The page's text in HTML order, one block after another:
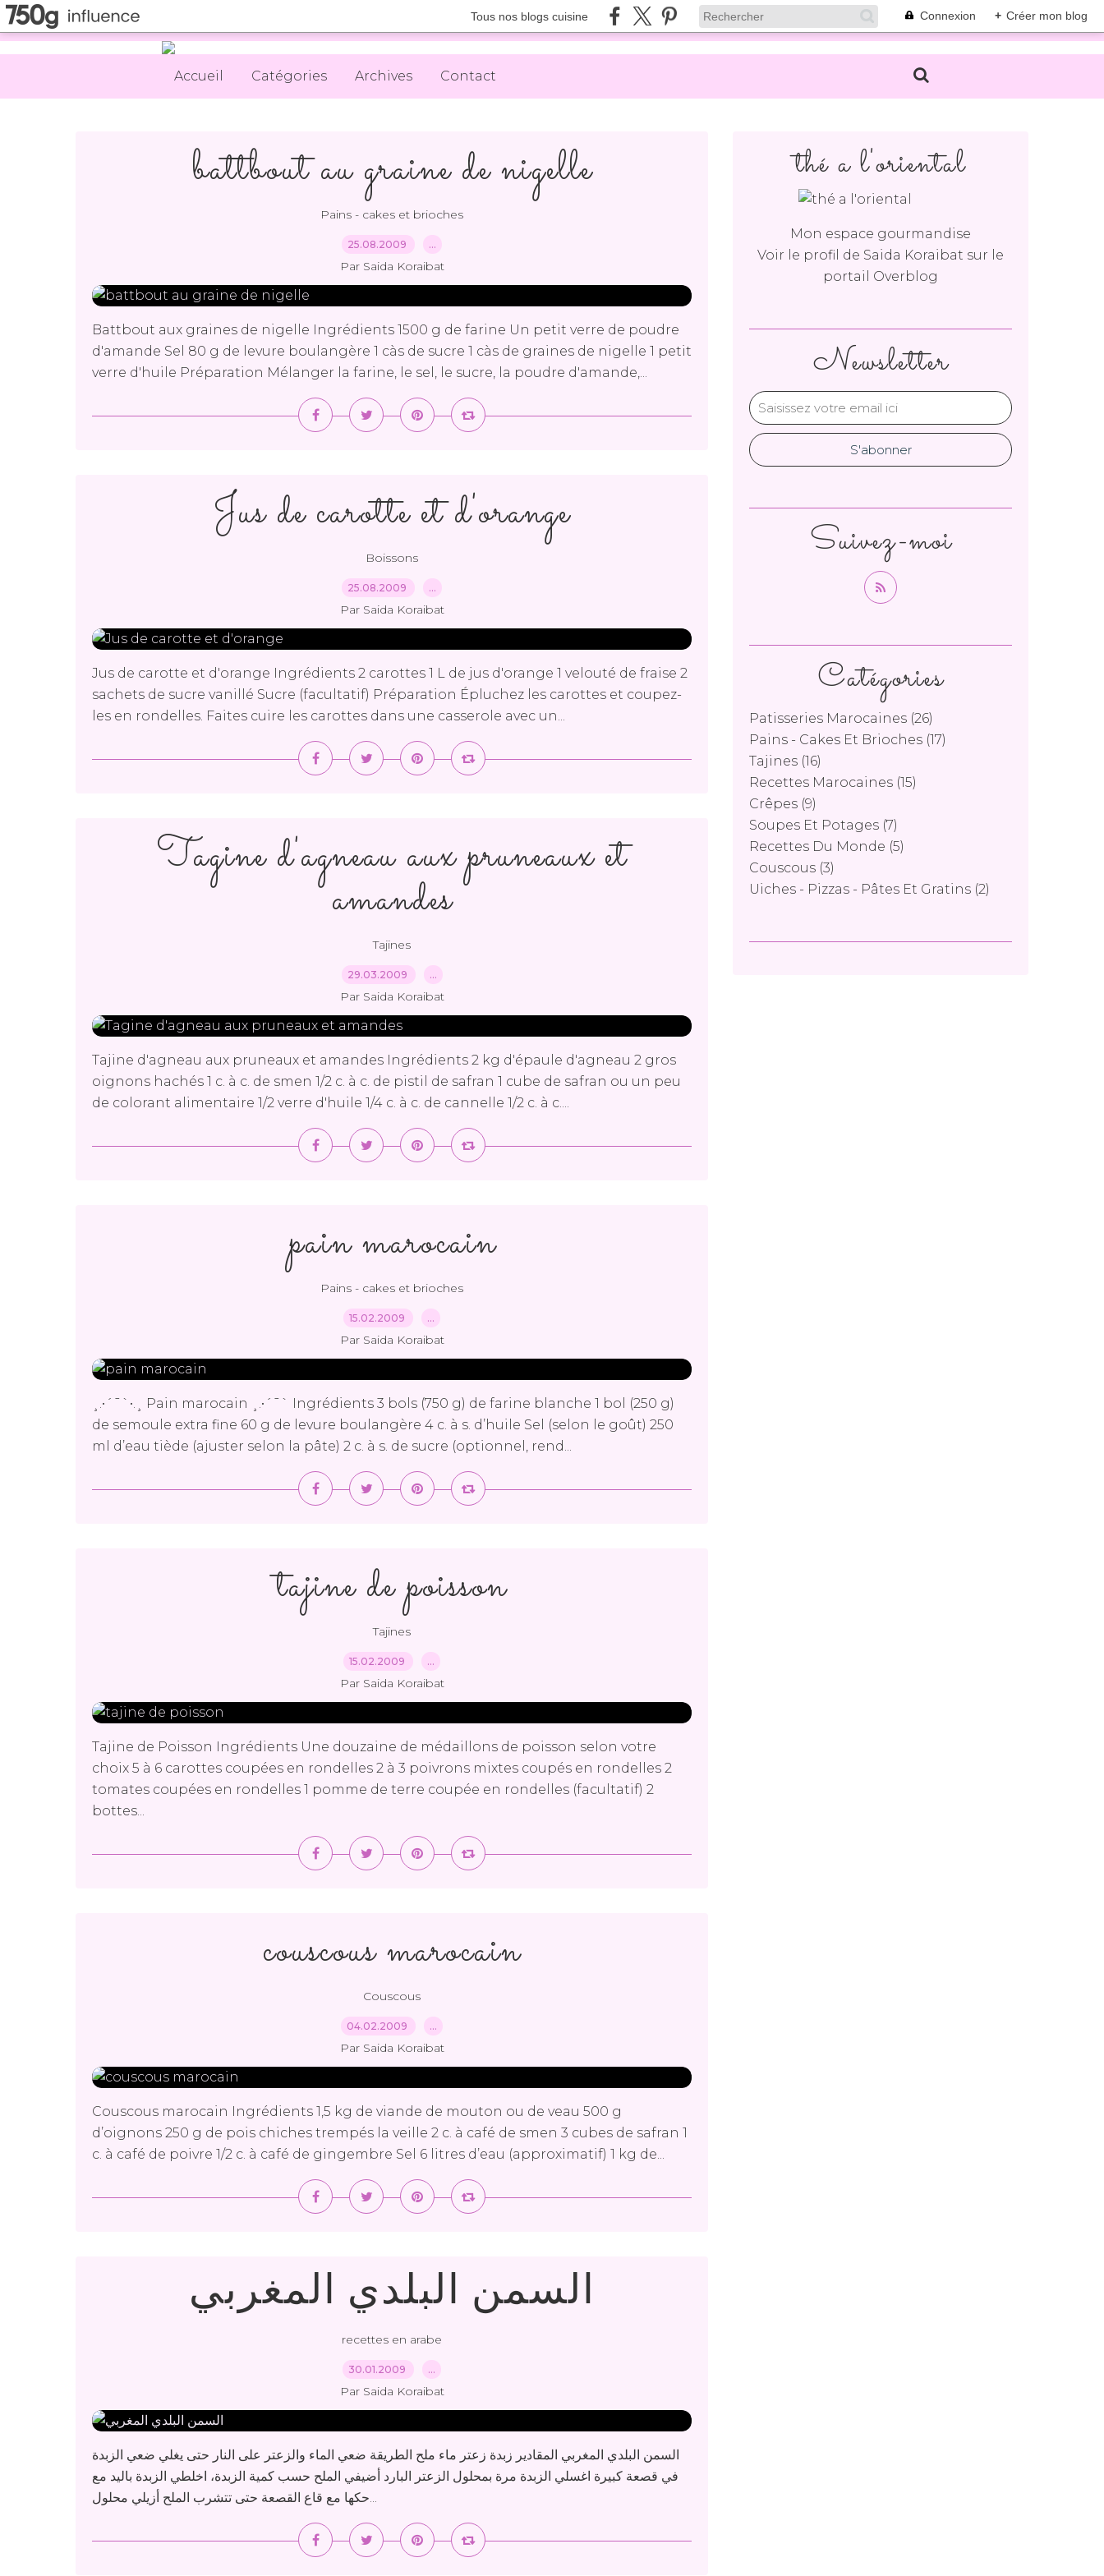
Tous nos blogs cuisine Connexion + Créer mon blog
Accueil Catégories Archives Contact
battbout au graine de nigelle
Pains - cakes et brioches
25.08.2009 …
Par Saida Koraibat
Battbout aux graines de nigelle Ingrédients 1500 g de farine Un petit verre de poudre
d'amande Sel 80 g de levure boulangère 1 càs de sucre 1 càs de graines de nigelle 1 petit
verre d'huile Préparation Mélanger la farine, le sel, le sucre, la poudre d'amande,...
Jus de carotte et d'orange
Boissons
25.08.2009 …
Par Saida Koraibat
Jus de carotte et d'orange Ingrédients 2 carottes 1 L de jus d'orange 1 velouté de fraise 2
sachets de sucre vanillé Sucre (facultatif) Préparation Épluchez les carottes et coupez-
les en rondelles. Faites cuire les carottes dans une casserole avec un...
Tagine d'agneau aux pruneaux et
amandes
Tajines
29.03.2009 …
Par Saida Koraibat
Tajine d'agneau aux pruneaux et amandes Ingrédients 2 kg d'épaule d'agneau 2 gros
oignons hachés 1 c. à c. de smen 1/2 c. à c. de pistil de safran 1 cube de safran ou un peu
de colorant alimentaire 1/2 verre d'huile 1/4 c. à c. de cannelle 1/2 c. à c....
pain marocain
Pains - cakes et brioches
15.02.2009 …
Par Saida Koraibat
¸.•´¯`•.¸ Pain marocain ¸.•´¯` Ingrédients 3 bols (750 g) de farine blanche 1 bol (250 g)
de semoule extra fine 60 g de levure boulangère 4 c. à s. d’huile Sel (selon le goût) 250
ml d’eau tiède (ajuster selon la pâte) 2 c. à s. de sucre (optionnel, rend...
tajine de poisson
Tajines
15.02.2009 …
Par Saida Koraibat
Tajine de Poisson Ingrédients Une douzaine de médaillons de poisson selon votre
choix 5 à 6 carottes coupées en rondelles 2 à 3 poivrons mixtes coupés en rondelles 2
tomates coupées en rondelles 1 pomme de terre coupée en rondelles (facultatif) 2
bottes...
couscous marocain
Couscous
04.02.2009 …
Par Saida Koraibat
Couscous marocain Ingrédients 1,5 kg de viande de mouton ou de veau 500 g
d’oignons 250 g de pois chiches trempés la veille 2 c. à café de smen 3 cubes de safran 1
c. à café de poivre 1/2 c. à café de gingembre Sel 6 litres d’eau (approximatif) 1 kg de...
السمن البلدي المغربي
recettes en arabe
30.01.2009 …
Par Saida Koraibat
السمن البلدي المغربي المقادير زبدة زعتر ماء ملح الطريقة ضعي الماء والزعتر على النار حتى يغلي ضعي الزبدة
في قصعة كبيرة اغسلي الزبدة مرة بمحلول الزعتر البارد أضيفي الملح حسب كمية الزبدة، اخلطي الزبدة باليد مع
حكها مع قاع القصعة حتى تتشرب الملح أزيلي محلول...
Newsletter
Catégories
Patisseries Marocaines (26)
Pains - Cakes Et Brioches (17)
Tajines (16)
Recettes Marocaines (15)
Crêpes (9)
Soupes Et Potages (7)
Recettes Du Monde (5)
Couscous (3)
Uiches - Pizzas - Pâtes Et Gratins (2)
thé a l'oriental
Mon espace gourmandise
Voir le profil de Saida Koraibat sur le
portail Overblog
Suivez-moi